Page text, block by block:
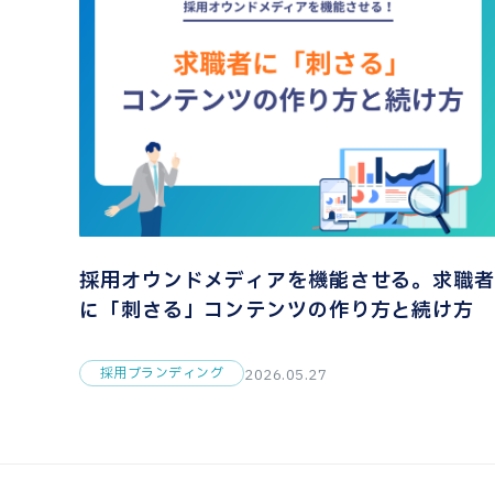
採用オウンドメディアを機能させる。求職者
に「刺さる」コンテンツの作り方と続け方
採用ブランディング 2026.05.27